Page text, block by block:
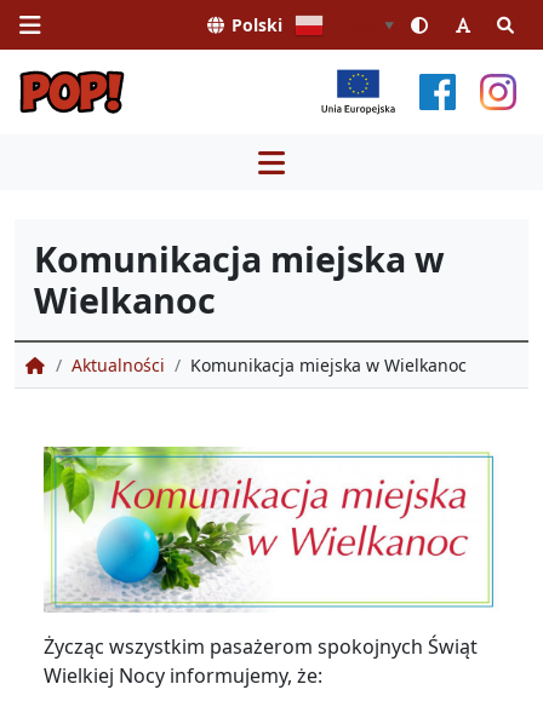
Polski ▼
treści
Komunikacja miejska w
Wielkanoc
Portal Obsługi Pasażera
Aktualności Komunikacja miejska w Wielkanoc
Życząc wszystkim pasażerom spokojnych Świąt
Wielkiej Nocy informujemy, że: